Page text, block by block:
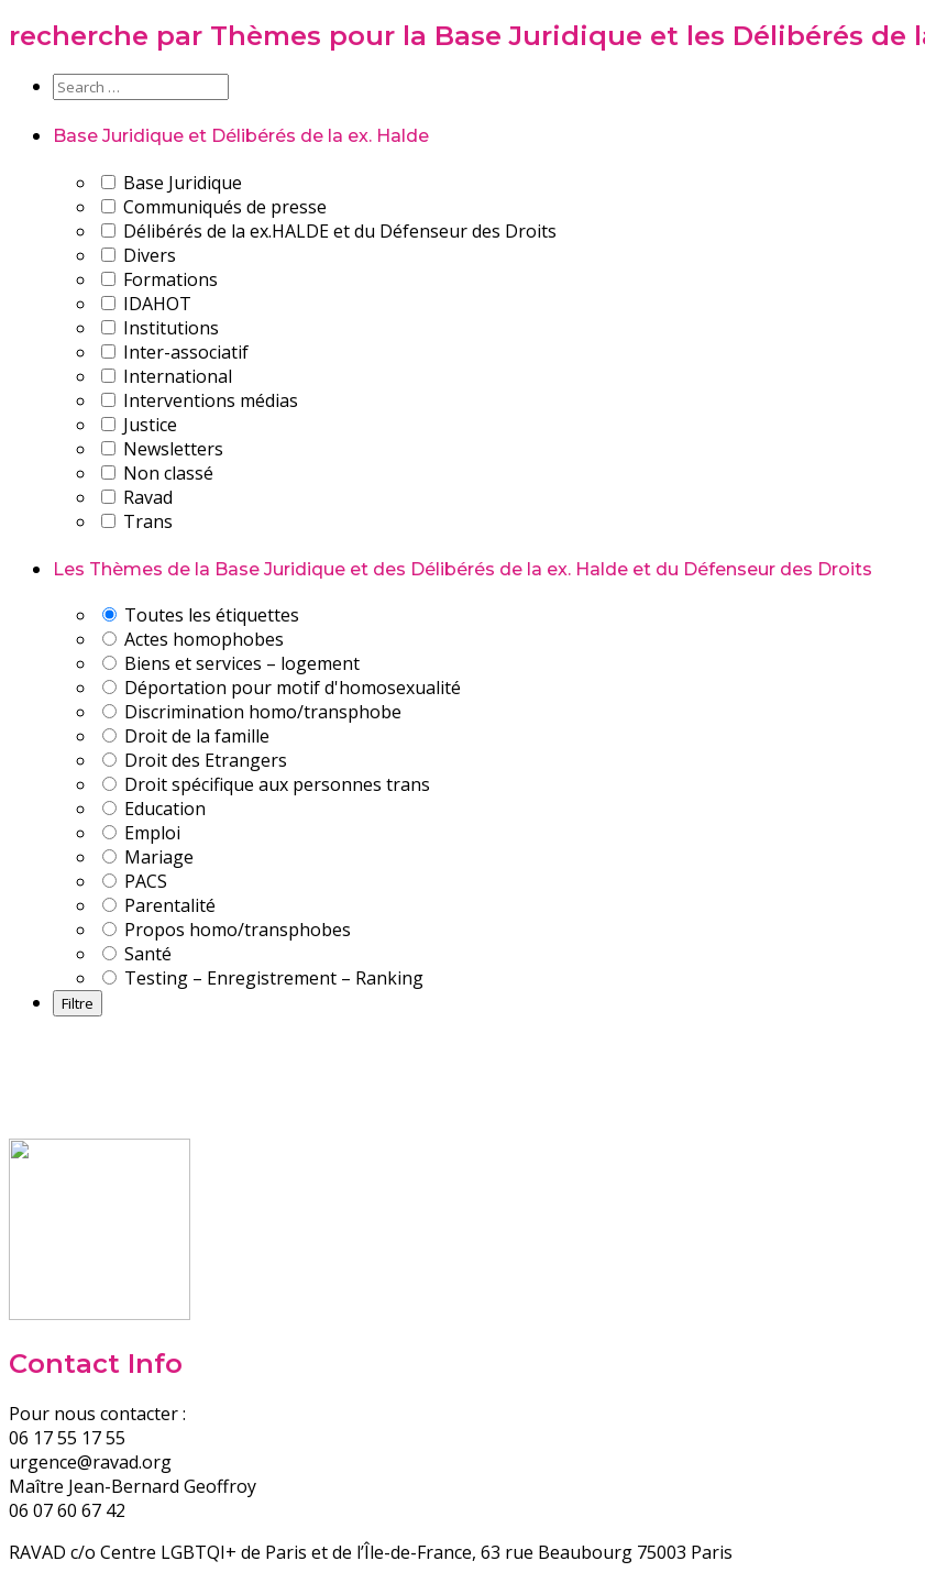
recherche par Thèmes pour la Base Juridique et les Délibérés de
Base Juridique et Délibérés de la ex. Halde
Base Juridique
Communiqués de presse
Délibérés de la ex.HALDE et du Défenseur des Droits
Divers
Formations
IDAHOT
Institutions
Inter-associatif
International
Interventions médias
Justice
Newsletters
Non classé
Ravad
Trans
Les Thèmes de la Base Juridique et des Délibérés de la ex. Halde et du Défenseur des Droits
Toutes les étiquettes
Actes homophobes
Biens et services – logement
Déportation pour motif d'homosexualité
Discrimination homo/transphobe
Droit de la famille
Droit des Etrangers
Droit spécifique aux personnes trans
Education
Emploi
Mariage
PACS
Parentalité
Propos homo/transphobes
Santé
Testing – Enregistrement – Ranking
Contact Info
Pour nous contacter :
06 17 55 17 55
urgence@ravad.org
Maître Jean-Bernard Geoffroy
06 07 60 67 42
RAVAD c/o Centre LGBTQI+ de Paris et de l’Île-de-France, 63 rue Beaubourg 75003 Paris